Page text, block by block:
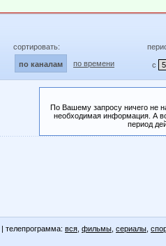
сортировать:
по каналам по времени с
По Вашему запросу ничего не
необходимая информация. А
период
| телепрограмма: вся фильмы сериалы